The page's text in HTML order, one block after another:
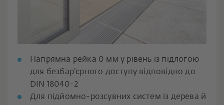
Напрямна рейка 0 мм у рівень із підлогою
для безбар’єрного доступу відповідно до
DIN 18040-2
Для підйомно-розсувних систем із дерева й